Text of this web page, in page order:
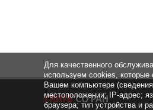
Для качественного
используем cookies, которые
Вашем компьютере
местоположении; IP-адрес;
браузера; тип устройства и